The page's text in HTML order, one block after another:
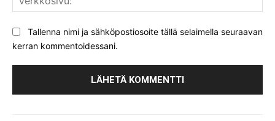
Tallenna nimi ja sähköpostiosoite tällä selaimella seuraavan
kerran kommentoidessani.